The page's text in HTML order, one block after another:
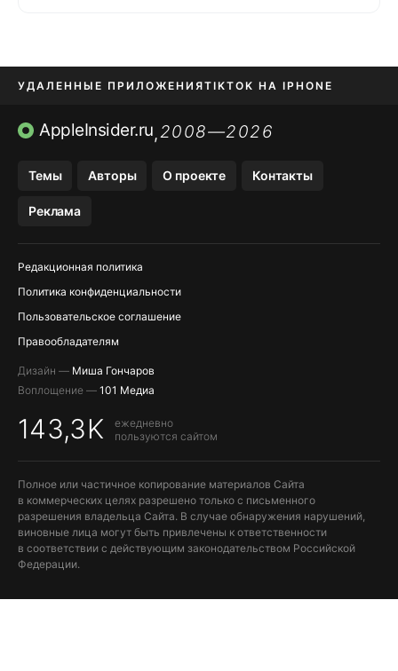
УДАЛЕННЫЕ ПРИЛОЖЕНИЯTIKTOK НА IPHONE
ПРИЛОЖЕНИЯ БЕЗ APP STORE
AppleInsider.ru,2008—2026
Темы Авторы О проекте Контакты
Реклама
Редакционная политика
Политика конфиденциальности
Пользовательское соглашение
Правообладателям
Дизайн — Миша Гончаров
Воплощение — 101 Медиа
143,3K
ежедневно
пользуются сайтом
Полное или частичное копирование материалов Сайта
в коммерческих целях разрешено только с письменного
разрешения владельца Сайта. В случае обнаружения нарушений,
виновные лица могут быть привлечены к ответственности
в соответствии с действующим законодательством Российской
Федерации.